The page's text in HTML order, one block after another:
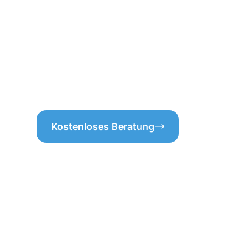
Kostenloses Beratung